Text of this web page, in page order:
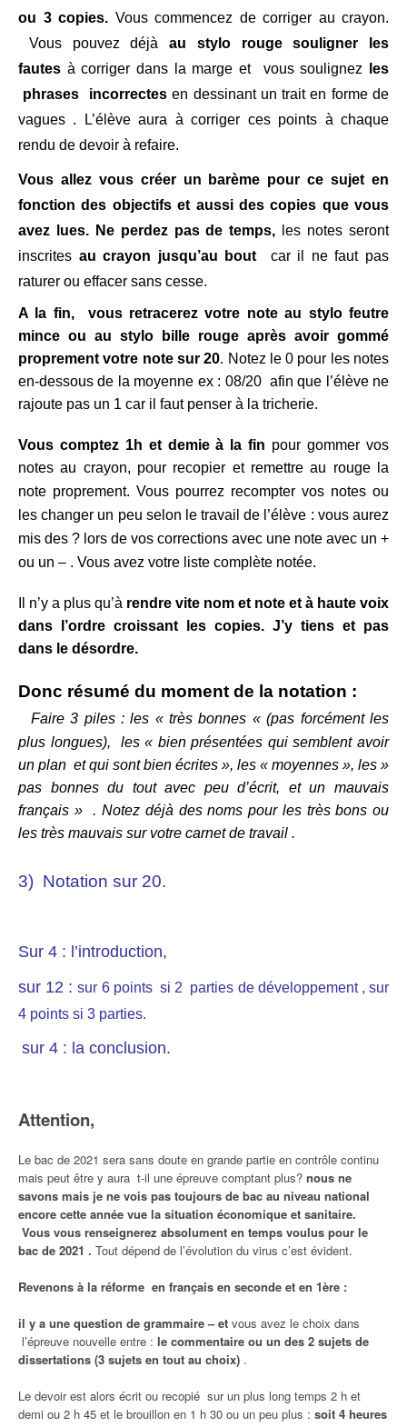
ou 3 copies. Vous commencez de corriger au crayon.
Vous pouvez déjà au stylo rouge souligner les
fautes à corriger dans la marge et vous soulignez
les
phrases incorrectesen dessinant un trait en forme de
vagues . L’élève aura à corriger ces points à chaque
rendu de devoir à refaire.
Vous allez vous créer un barème pour ce sujet en
fonction des objectifs et aussi des copies que vous
avez lues. Ne perdez pas de temps, les notes seront
inscrites au crayon jusqu’au bout car il ne faut pas
raturer ou effacer sans cesse.
A la fin, vous retracerez votre note au stylo feutre
mince ou au stylo bille rouge après avoir gommé
proprement votre note sur 20. Notez le 0 pour les notes
en-dessous de la moyenne ex : 08/20 afin que l’élève ne
rajoute pas un 1 car il faut penser à la tricherie.
Vous comptez 1h et demie à la fin pour gommer vos
notes au crayon, pour recopier et remettre au rouge la
note proprement. Vous pourrez recompter vos notes ou
les changer un peu selon le travail de l’élève : vous aurez
mis des ? lors de vos corrections avec une note avec un +
ou un – . Vous avez votre liste complète notée.
Il n’y a plus qu’à rendre vite nom et note et à haute voix
dans l’ordre croissant les copies. J’y tiens et pas
dans le désordre.
Donc résumé du moment de la notation :
Faire 3 piles : les « très bonnes « (pas forcément les
plus longues), les « bien présentées qui semblent avoir
un plan et qui sont bien écrites », les « moyennes », les »
pas bonnes du tout avec peu d’écrit, et un mauvais
français » . Notez déjà des noms pour les très bons ou
les très mauvais sur votre carnet de travail .
3) Notation sur 20.
Sur 4 : l’introduction,
sur 12 :sur 6 points si 2 parties de développement ,sur
4 points si 3 parties.
sur 4 : la conclusion.
Attention,
Le bac de 2021 sera sans doute en grande partie en contrôle continu
mais peut être y aura t-il une épreuve comptant plus? nous ne
savons mais je ne vois pas toujours de bac au niveau national
encore cette année vue la situation économique et sanitaire.
Vous vous renseignerez absolument en temps voulus pour le
bac de 2021 . Tout dépend de l’évolution du virus c’est évident.
Revenons à la réforme en français en seconde et en 1ère :
il y a une question de grammaire – et vous avez le choix dans
l’épreuve nouvelle entre : le commentaire ou un des 2 sujets de
dissertations (3 sujets en tout au choix) .
Le devoir est alors écrit ou recopié sur un plus long temps 2 h et
demi ou 2 h 45 et le brouillon en 1 h 30 ou un peu plus : soit 4 heures